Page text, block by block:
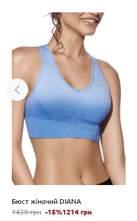
Бюст жіночий DIANA
1429 грн -15%1214 грн